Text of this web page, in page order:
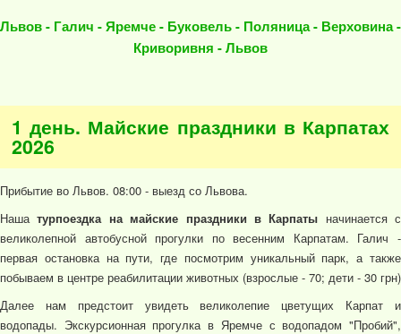
Львов - Галич - Яремче - Буковель - Поляница - Верховина -
Криворивня - Львов
1 день. Майские праздники в Карпатах
2026
Прибытие во Львов. 08:00 - выезд со Львова.
Нашатурпоездка на майские праздники в Карпаты начинается с
великолепной автобусной прогулки по весенним Карпатам. Галич -
первая остановка на пути, где посмотрим уникальный парк, а также
побываем в центре реабилитации животных (взрослые - 70; дети - 30 грн)
Далее нам предстоит увидеть великолепие цветущих Карпат и
водопады. Экскурсионная прогулка в Яремче с водопадом "Пробий",